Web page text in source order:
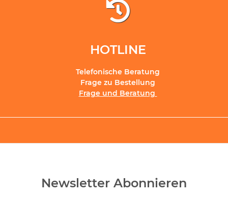
HOTLINE
Telefonische Beratung
Frage zu Bestellung
Frage und Beratung
Newsletter Abonnieren